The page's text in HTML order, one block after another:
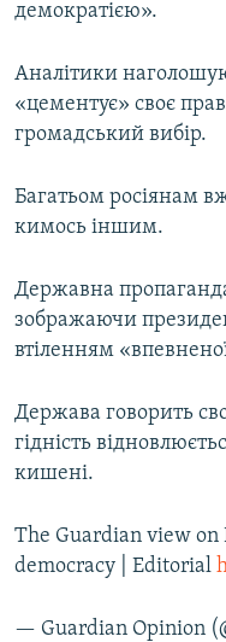
демократією».
Аналітики
«цементує» своє
громадський вибір.
Багатьом росіянам
кимось іншим.
Державна
зображаючи
втіленням
Держава говорить
гідність
кишені.
The Guardian view on
democracy | Editorial
— Guardian Opinion